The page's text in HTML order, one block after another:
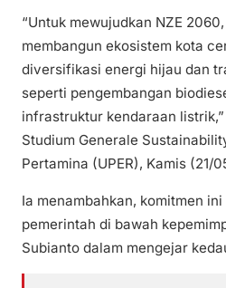
“Untuk mewujudkan NZE
membangun ekosistem kota
diversifikasi energi hijau dan
seperti pengembangan
infrastruktur kendaraan
Studium Generale
Pertamina (UPER), Kamis (21/
Ia menambahkan, komitmen
pemerintah di bawah
Subianto dalam mengejar